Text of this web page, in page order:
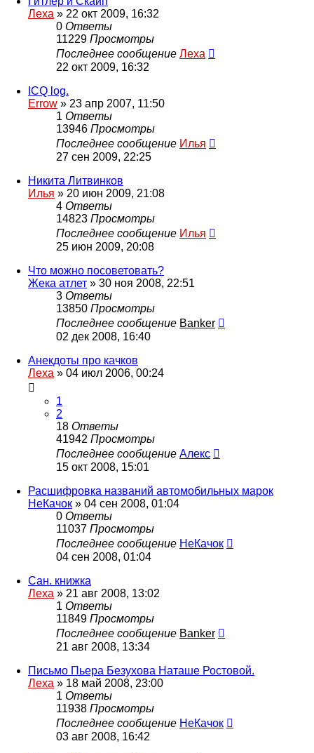
Леха » 22 окт 2009, 16:32
0 Ответы
11229 Просмотры
Последнее сообщение Леха
22 окт 2009, 16:32
ICQ log.
Errow » 23 апр 2007, 11:50
1 Ответы
13946 Просмотры
Последнее сообщение Илья
27 сен 2009, 22:25
Никита Литвинков
Илья » 20 июн 2009, 21:08
4 Ответы
14823 Просмотры
Последнее сообщение Илья
25 июн 2009, 20:08
Что можно посоветовать?
Жека атлет » 30 ноя 2008, 22:51
3 Ответы
13850 Просмотры
Последнее сообщение Banker
02 дек 2008, 16:40
Анекдоты про качков
Леха » 04 июл 2006, 00:24
1
2
18 Ответы
41942 Просмотры
Последнее сообщение Алекс
15 окт 2008, 15:01
Расшифровка названий автомобильных марок
НеКачок » 04 сен 2008, 01:04
0 Ответы
11037 Просмотры
Последнее сообщение НеКачок
04 сен 2008, 01:04
Сан. книжка
Леха » 21 авг 2008, 13:02
1 Ответы
11849 Просмотры
Последнее сообщение Banker
21 авг 2008, 13:34
Письмо Пьера Безухова Наташе Ростовой.
Леха » 18 май 2008, 23:00
1 Ответы
11938 Просмотры
Последнее сообщение НеКачок
03 авг 2008, 16:42